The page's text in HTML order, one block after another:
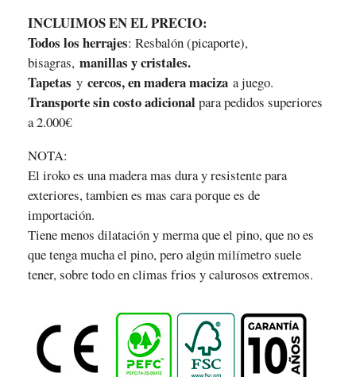
INCLUIMOS EN EL PRECIO:
Todos los herrajes: Resbalón (picaporte),
bisagras, manillas y cristales.
Tapetas y cercos, en madera macizaa juego.
Transporte sin costo adicionalpara pedidos superiores
a 2.000€
NOTA:
El iroko es una madera mas dura y resistente para
exteriores, tambien es mas cara porque es de
importación.
Tiene menos dilatación y merma que el pino, que no es
que tenga mucha el pino, pero algún milímetro suele
tener, sobre todo en climas frios y calurosos extremos.